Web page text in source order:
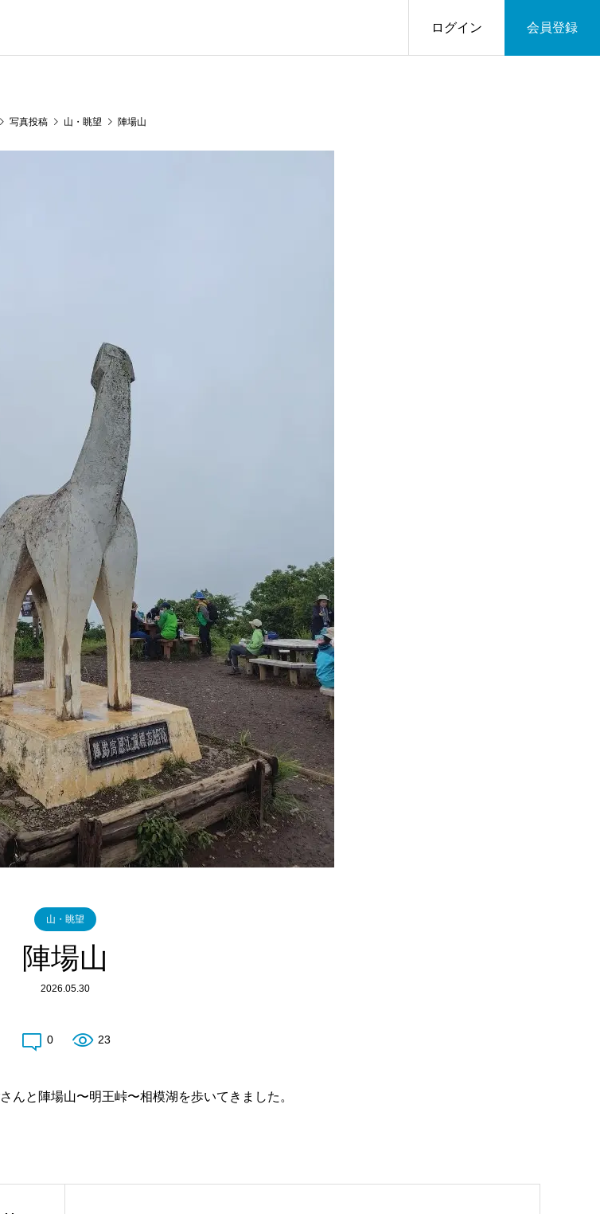
ログイン 会員登録
写真投稿 山・眺望 陣場山
山・眺望
陣場山
2026.05.30
0 23
んと陣場山〜明王峠〜相模湖を歩いてきました。